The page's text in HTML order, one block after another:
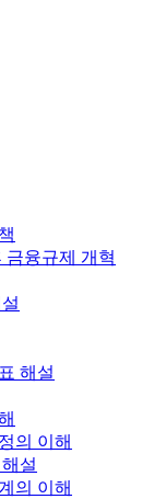
금융규제 개혁
해설
의 이해
설
의 이해